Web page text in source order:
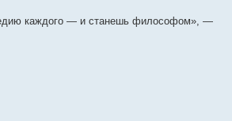
каждого — и станешь философом», —